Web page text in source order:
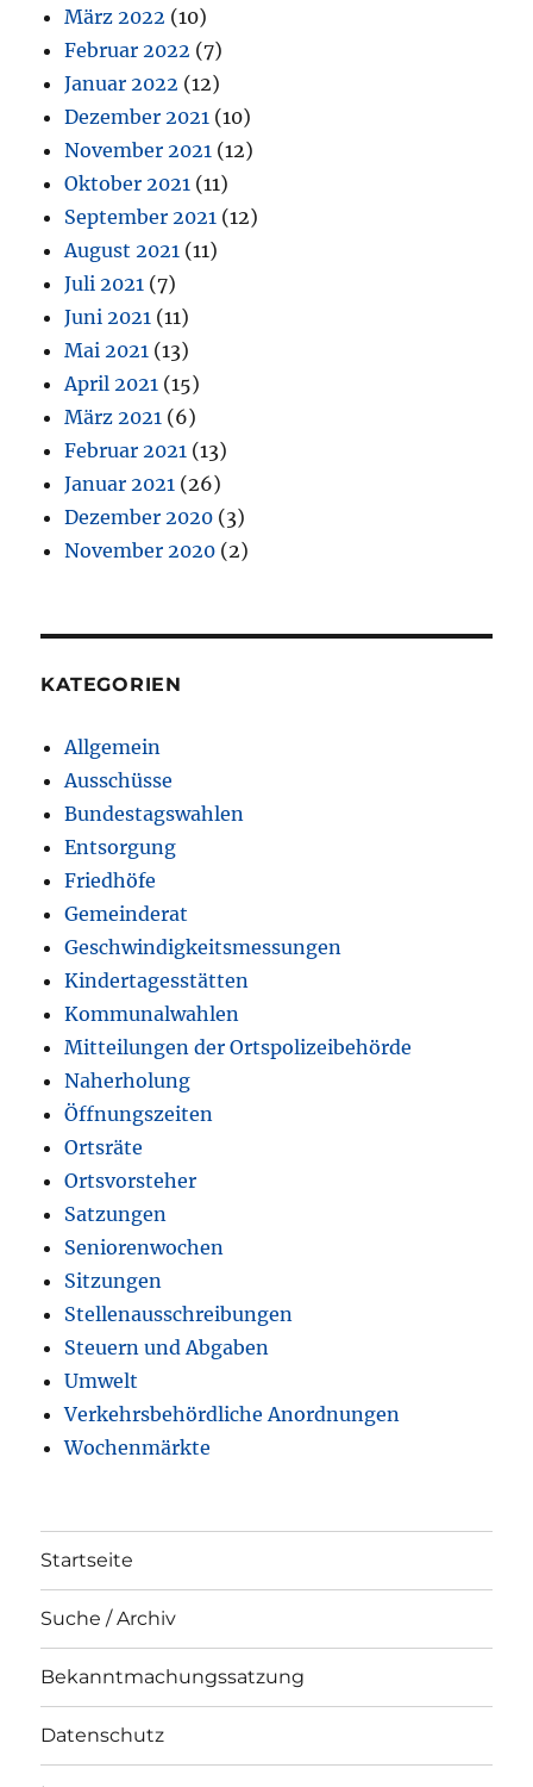
März 2022 (10)
Februar 2022 (7)
Januar 2022 (12)
Dezember 2021 (10)
November 2021 (12)
Oktober 2021 (11)
September 2021 (12)
August 2021 (11)
Juli 2021 (7)
Juni 2021 (11)
Mai 2021 (13)
April 2021 (15)
März 2021 (6)
Februar 2021 (13)
Januar 2021 (26)
Dezember 2020 (3)
November 2020 (2)
KATEGORIEN
Allgemein
Ausschüsse
Bundestagswahlen
Entsorgung
Friedhöfe
Gemeinderat
Geschwindigkeitsmessungen
Kindertagesstätten
Kommunalwahlen
Mitteilungen der Ortspolizeibehörde
Naherholung
Öffnungszeiten
Ortsräte
Ortsvorsteher
Satzungen
Seniorenwochen
Sitzungen
Stellenausschreibungen
Steuern und Abgaben
Umwelt
Verkehrsbehördliche Anordnungen
Wochenmärkte
Startseite
Suche / Archiv
Bekanntmachungssatzung
Datenschutz